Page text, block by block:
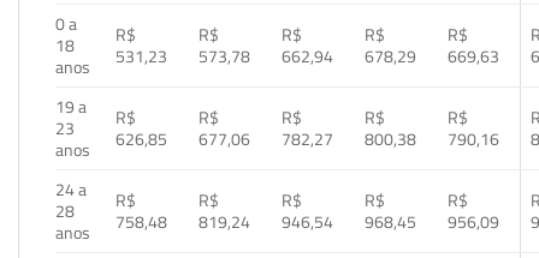
0 a
18
anos
R$
531,23
R$
573,78
R$
662,94
R$
678,29
R$
669,63
19 a
23
anos
R$
626,85
R$
677,06
R$
782,27
R$
800,38
R$
790,16
24 a
28
anos
R$
758,48
R$
819,24
R$
946,54
R$
968,45
R$
956,09